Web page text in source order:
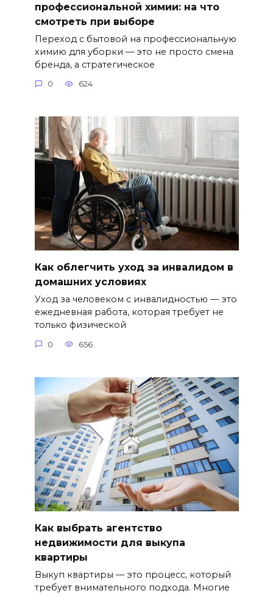
профессиональной химии: на что
смотреть при выборе
Переход с бытовой на профессиональную
химию для уборки — это не просто смена
бренда, а стратегическое
0 624
Как облегчить уход за инвалидом в
домашних условиях
Уход за человеком с инвалидностью — это
ежедневная работа, которая требует не
только физической
0 656
Как выбрать агентство
недвижимости для выкупа
квартиры
Выкуп квартиры — это процесс, который
требует внимательного подхода. Многие